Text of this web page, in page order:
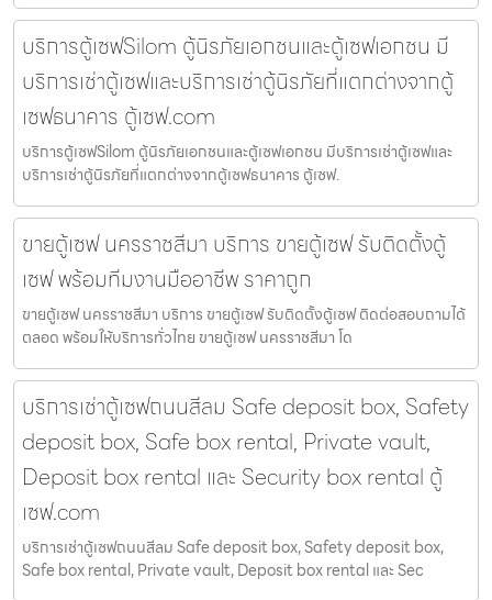
บริการตู้เซฟSilom ตู้นิรภัยเอกชนและตู้เซฟเอกชน มี
บริการเช่าตู้เซฟและบริการเช่าตู้นิรภัยที่แตกต่างจากตู้
เซฟธนาคาร ตู้เซฟ.com
บริการตู้เซฟSilom ตู้นิรภัยเอกชนและตู้เซฟเอกชน มีบริการเช่าตู้เซฟและ
บริการเช่าตู้นิรภัยที่แตกต่างจากตู้เซฟธนาคาร ตู้เซฟ.
ขายตู้เซฟ นครราชสีมา บริการ ขายตู้เซฟ รับติดตั้งตู้
เซฟ พร้อมทีมงานมืออาชีพ ราคาถูก
ขายตู้เซฟ นครราชสีมา บริการ ขายตู้เซฟ รับติดตั้งตู้เซฟ ติดต่อสอบถามได้
ตลอด พร้อมให้บริการทั่วไทย ขายตู้เซฟ นครราชสีมา โด
บริการเช่าตู้เซฟถนนสีลม Safe deposit box, Safety
deposit box, Safe box rental, Private vault,
Deposit box rental และ Security box rental ตู้
เซฟ.com
บริการเช่าตู้เซฟถนนสีลม Safe deposit box, Safety deposit box,
Safe box rental, Private vault, Deposit box rental และ Sec